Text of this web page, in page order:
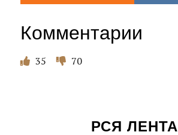
Комментарии
35 70
РСЯ ЛЕНТА